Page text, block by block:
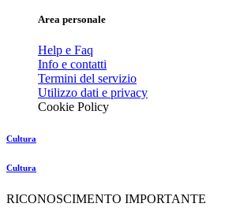
Area personale
Help e Faq
Info e contatti
Termini del servizio
Utilizzo dati e privacy
Cookie Policy
Cultura
Cultura
RICONOSCIMENTO IMPORTANTE